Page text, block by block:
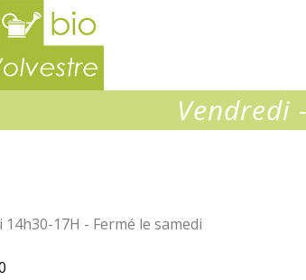
Vendredi
17H - Fermé le samedi